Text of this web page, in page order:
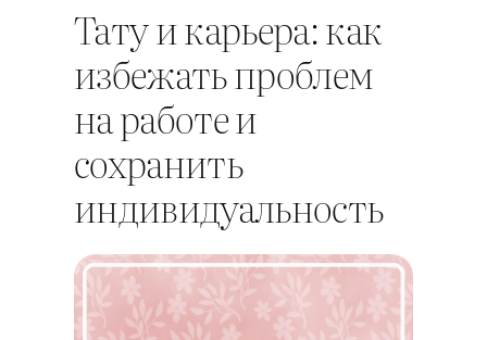
Тату и карьера: как
избежать проблем
на работе и
сохранить
индивидуальность